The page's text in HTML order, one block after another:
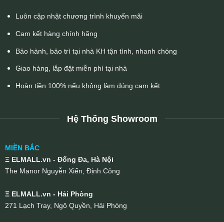
Luôn cập nhật chương trình khuyến mãi
Cam kết hàng chính hãng
Bảo hành, bảo trì tại nhà KH tận tình, nhanh chóng
Giao hàng, lắp đặt miễn phí tại nhà
Hoàn tiền 100% nếu không làm đúng cam kết
Hệ Thống Showroom
MIỀN BẮC
Ξ ELMALL.vn - Đống Đa, Hà Nội
The Manor Nguyễn Xiển, Định Công
Ξ ELMALL.vn - Hải Phòng
271 Lạch Tray, Ngô Quyền, Hải Phòng